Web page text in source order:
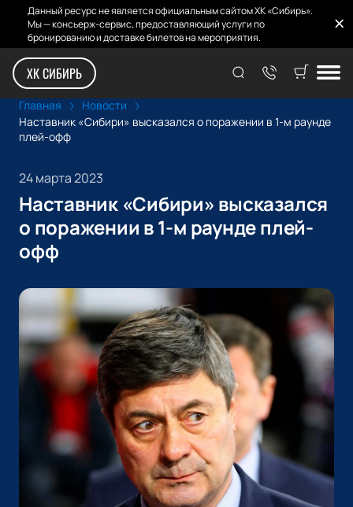
Данный ресурс не является официальным сайтом ХК «Сибирь».
Мы — консьерж-сервис, предоставляющий услуги по
бронированию и доставке билетов на мероприятия.
ХК СИБИРЬ
Главная
Новости
Наставник «Сибири» высказался о поражении в 1-м раунде
плей-офф
24 марта 2023
Наставник «Сибири» высказался
о поражении в 1-м раунде плей-
офф